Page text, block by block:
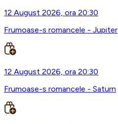
12 August 2026, ora 20:30
Frumoase-s romancele - Jupiter
12 August 2026, ora 20:30
Frumoase-s romancele - Saturn